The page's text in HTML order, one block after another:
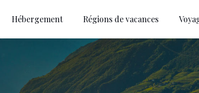
Hébergement Régions de vacances